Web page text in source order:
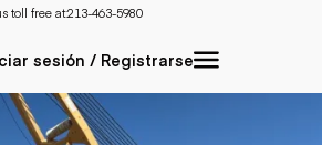
toll free at:213-463-5980
sesión / Registrarse